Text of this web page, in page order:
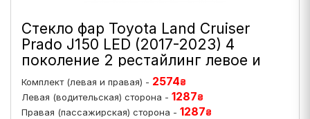
Стекло фар Toyota Land Cruiser
Prado J150 LED (2017-2023) 4
поколение 2 рестайлинг левое и
правое
Комплект (левая и правая) - 2574₴
Левая (водительская) сторона - 1287₴
Правая (пассажирская) сторона - 1287₴